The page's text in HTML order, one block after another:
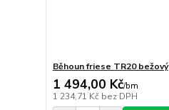
Běhoun friese TR20 bežový
1 494,00 Kč/bm
1 234,71 Kč bez DPH